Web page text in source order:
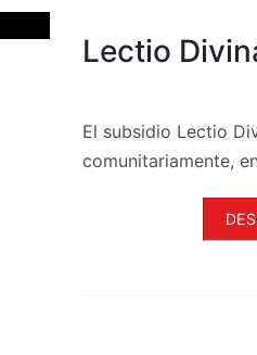
Lectio
El subsidio Lectio
comunitariamente,